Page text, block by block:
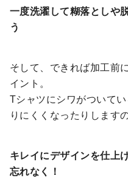
一度洗濯して糊落としや
う
そして、できれば加工前
イント。
Tシャツにシワがついて
りにくくなったりします
キレイにデザインを仕上
忘れなく！